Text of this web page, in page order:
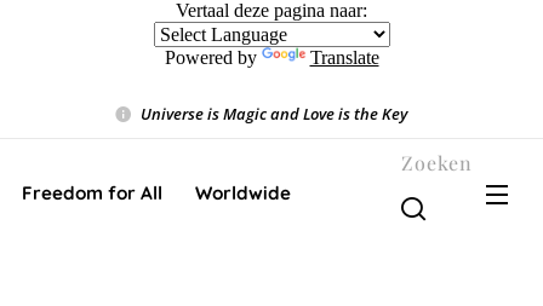
Vertaal deze pagina naar:
Powered by Translate
Universe is Magic and Love is the Key❤️
Freedom for All ❤️ Worldwide
Zoeken